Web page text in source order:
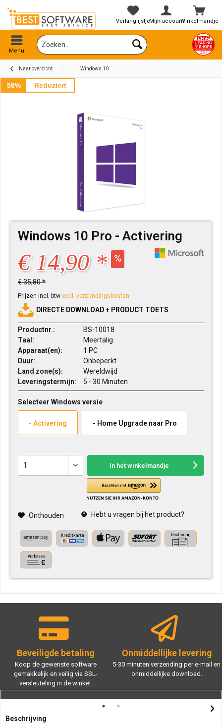
Winkelmandje
VerlanglijstjeMijn account
Menu
Naar overzicht Windows 10
58% Reduziert
Windows 10 Pro - Activering
€ 14,90 *
€ 35,80 *
Prijzen incl. btw excl. verzendingskosten
DIRECTE DOWNLOAD + PRODUCT TOETS
Productnr.:
BS-10018
Taal:
Meertalig
Apparaat(en):
1 PC
Duur:
Onbeperkt
Land zone(s):
Wereldwijd
Leveringstermijn:
5 - 30 Minuten
Selecteer Windows versie
- Activering - Home Upgrade naar Pro
In het winkelmandje
Onthouden Hebt u vragen bij het product?
Beveiligde betaling
Koop de gewenste software
gemakkelijk en veilig via SSL-
versleuteling in de winkel.
Onmiddellijke levering
5-30 minuten verzending per e-mail en
onmiddellijke download.
Beschrijving